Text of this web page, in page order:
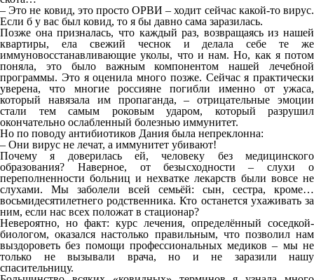
– Это не ковид, это просто ОРВИ – ходит сейчас какой-то вирус.
Если б у вас был ковид, то я бы давно сама заразилась.
Позже она призналась, что каждый раз, возвращаясь из нашей
квартиры, ела свежий чеснок и делала себе те же
иммуновосстанавливающие уколы, что и нам. Но, как я потом
поняла, это было важным компонентом нашей лечебной
программы. Это я оценила много позже. Сейчас я практически
уверена, что многие россияне погибли именно от ужаса,
который навязала им пропаганда, – отрицательные эмоции
стали тем самым роковым ударом, который разрушил
окончательно ослабленный болезнью иммунитет.
Но по поводу антибиотиков Дания была непреклонна:
– Они вирус не лечат, а иммунитет убивают!
Почему я доверилась ей, человеку без медицинского
образования? Наверное, от безысходности – слухи о
переполненности больниц и нехватке лекарств были вовсе не
слухами. Мы заболели всей семьёй: сын, сестра, кроме…
восьмидесятилетнего родственника. Кто останется ухаживать за
ним, если нас всех положат в стационар?
Невероятно, но факт: курс лечения, определённый соседкой-
биологом, оказался настолько правильным, что позволил нам
выздороветь без помощи профессиональных медиков – мы не
только не вызывали врача, но и не заразили нашу
спасительницу.